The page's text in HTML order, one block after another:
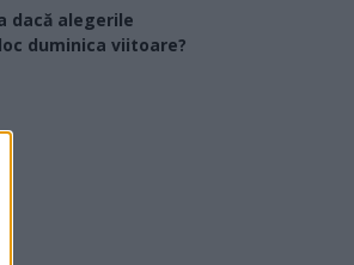
dacă alegerile
duminica viitoare?